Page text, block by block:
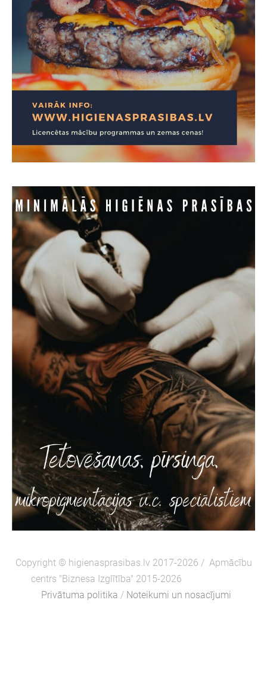
Copyright © higienasprasibas.lv 2017-2026 / Apmācību
centrs "Biznesa Izglītība" 2015-2026
Privātuma politika / Noteikumi un nosacījumi